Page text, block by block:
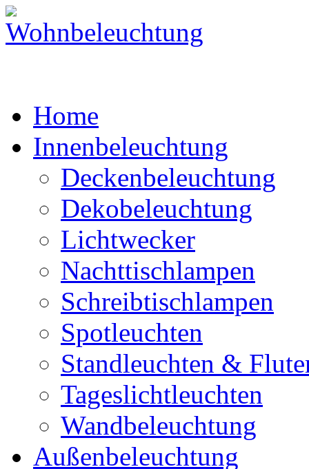
Home
Innenbeleuchtung
Deckenbeleuchtung
Dekobeleuchtung
Lichtwecker
Nachttischlampen
Schreibtischlampen
Spotleuchten
Standleuchten &
Tageslichtleuchten
Wandbeleuchtung
Außenbeleuchtung